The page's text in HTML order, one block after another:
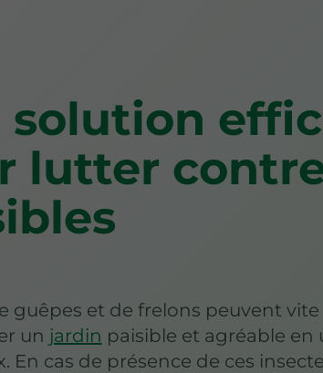
solution
lutter
guêpes et de frelons peuvent vite
un jardin paisible et agréable en
En cas de présence de ces